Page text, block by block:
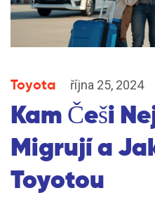
Toyota října 25, 2024
Kam Češi
Migrují a
Toyotou